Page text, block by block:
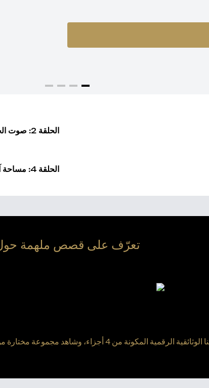
الحلقة 2: صوت الحرية
الحلقة 4: مساحة آمنة
تعرّف على قصص ملهمة
من 4 أجزاء، وشاهد مجموعة مختارة من قصص وحكايات أشخاص ملهمين آخرين